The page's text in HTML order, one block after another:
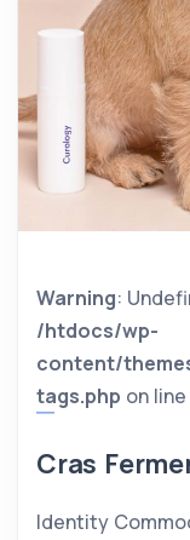
Warning:
/htdocs/wp-
content/
tags.php on line
Cras
Identity